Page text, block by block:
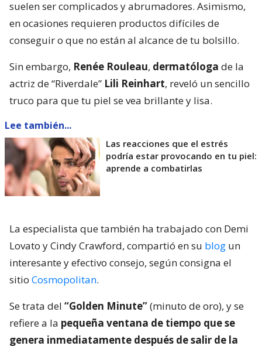
suelen ser complicados y abrumadores. Asimismo,
en ocasiones requieren productos difíciles de
conseguir o que no están al alcance de tu bolsillo.
Sin embargo, Renée Rouleau, dermatóloga de la
actriz de “Riverdale” Lili Reinhart, reveló un sencillo
truco para que tu piel se vea brillante y lisa.
Lee también...
Las reacciones que el estrés
podría estar provocando en tu piel:
aprende a combatirlas
La especialista que también ha trabajado con Demi
Lovato y Cindy Crawford, compartió en su blog un
interesante y efectivo consejo, según consigna el
sitio Cosmopolitan.
Se trata del “Golden Minute”(minuto de oro), y se
refiere a la pequeña ventana de tiempo que se
genera inmediatamente después de salir de la